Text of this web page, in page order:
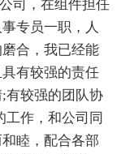
司，在组件担任
专员一职，人
合，我已经能
有较强的责任
有较强的团队协
工作，和公司同
睦，配合各部